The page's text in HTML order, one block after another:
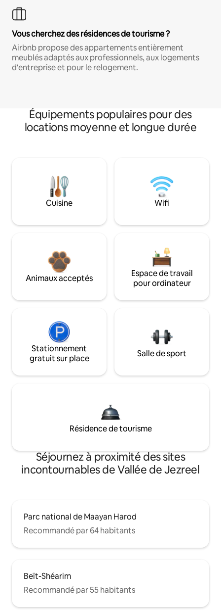
Vous cherchez des résidences de tourisme ?
Airbnb propose des appartements entièrement
meublés adaptés aux professionnels, aux logements
d'entreprise et pour le relogement.
Équipements populaires pour des
locations moyenne et longue durée
Cuisine Wifi
Animaux acceptés
Espace de travail
pour ordinateur
Stationnement
gratuit sur place
Salle de sport
Résidence de tourisme
Séjournez à proximité des sites
incontournables de Vallée de Jezreel
Parc national de Maayan Harod
Recommandé par 64 habitants
Beït-Shéarim
Recommandé par 55 habitants